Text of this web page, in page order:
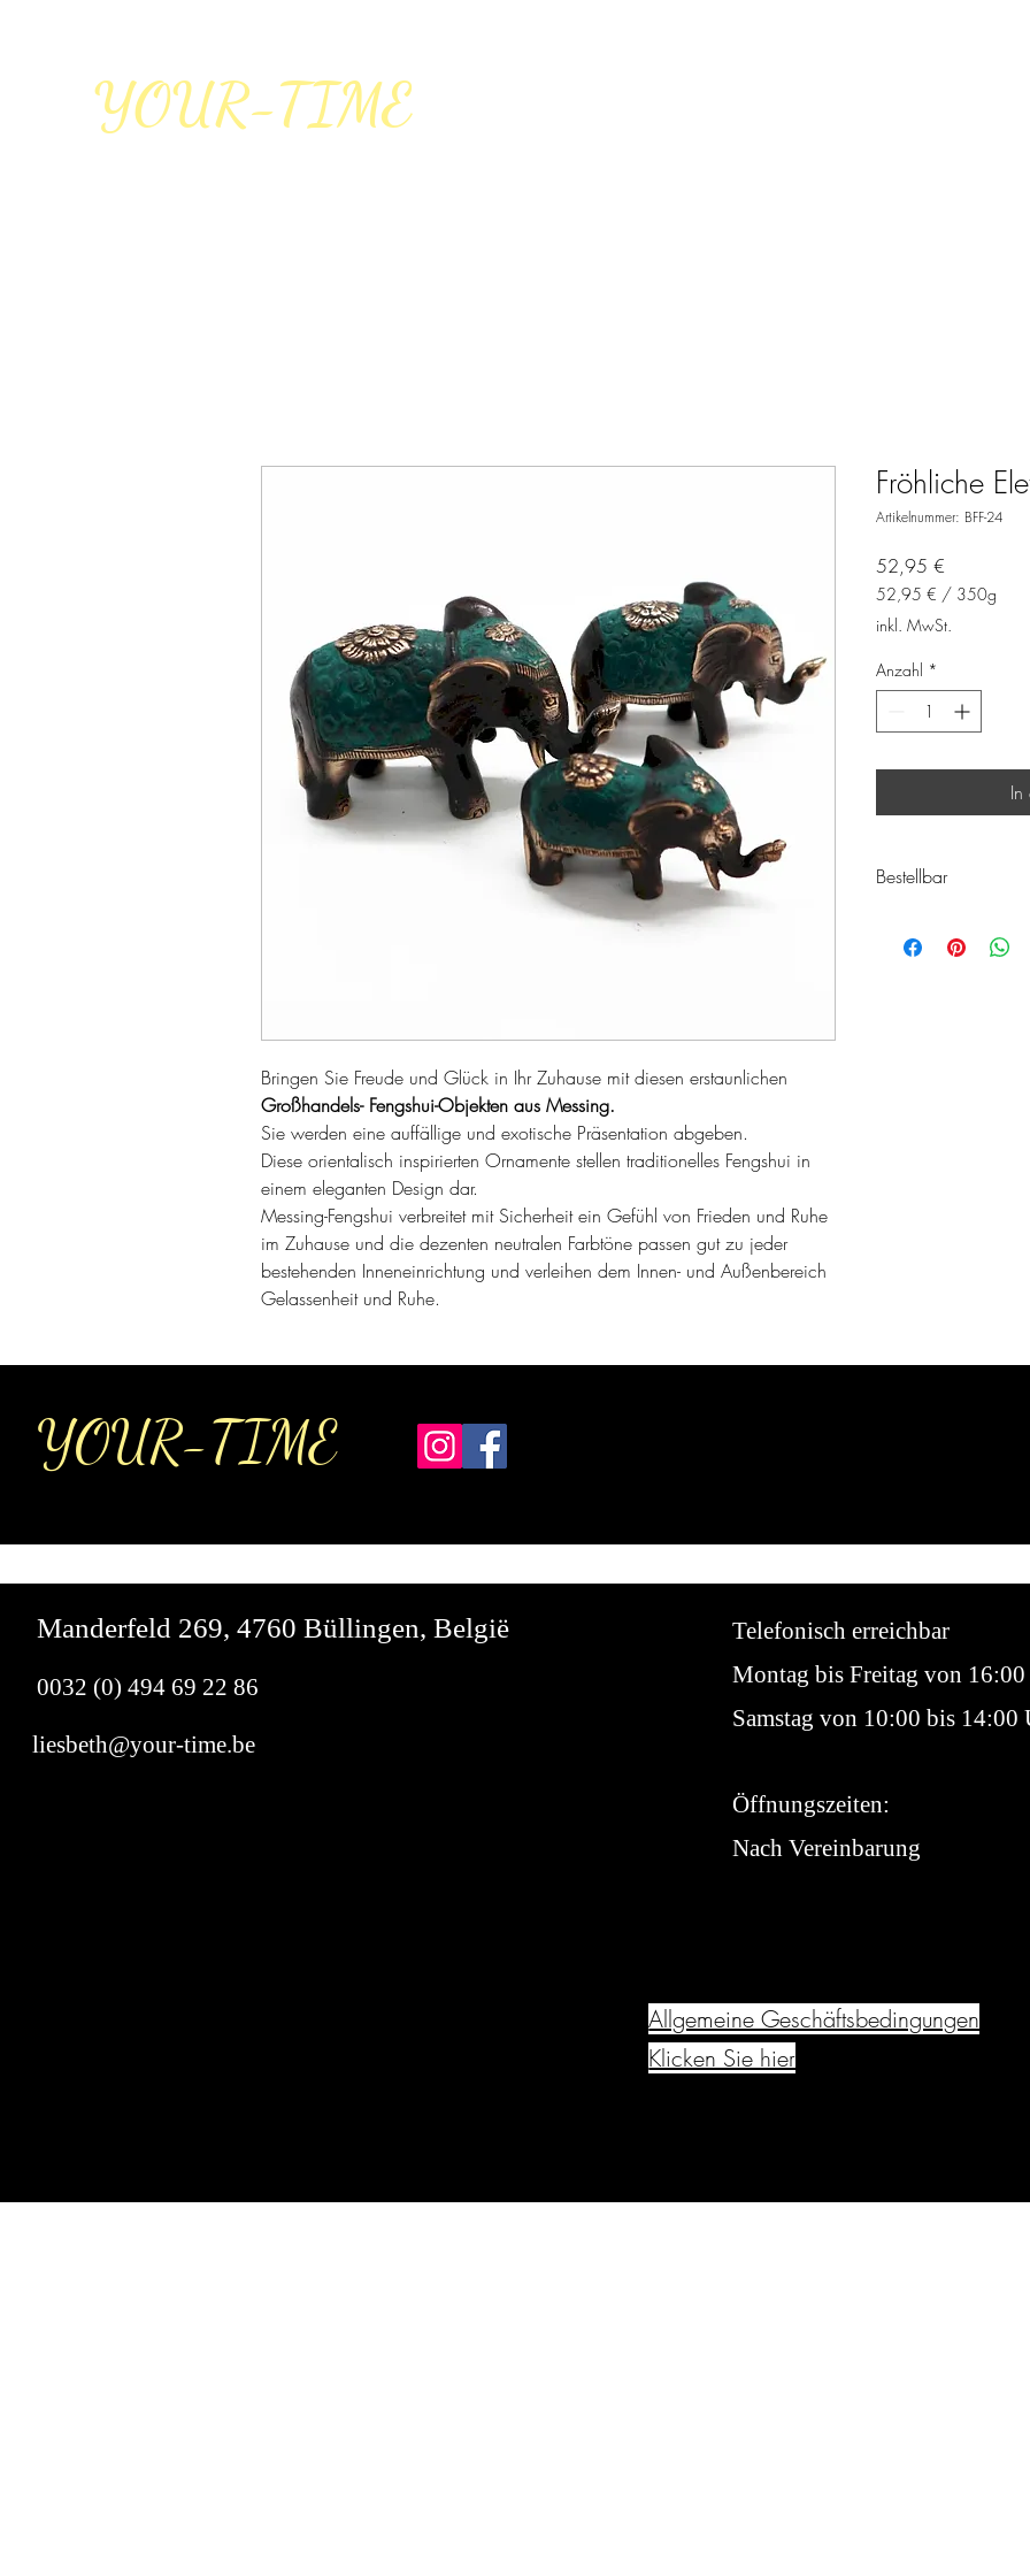
YOUR-TIME
Bringen Sie Freude und Glück in Ihr Zuhause mit diesen erstaunlichen
Großhandels- Fengshui-Objekten aus Messing.
Sie werden eine auffällige und exotische Präsentation abgeben.
Diese orientalisch inspirierten Ornamente stellen traditionelles Fengshui in
einem eleganten Design dar.
Messing-Fengshui verbreitet mit Sicherheit ein Gefühl von Frieden und Ruhe
im Zuhause und die dezenten neutralen Farbtöne passen gut zu jeder
bestehenden Inneneinrichtung und verleihen dem Innen- und Außenbereich
Gelassenheit und Ruhe.
Fröhliche
Artikelnummer: BFF-24
52,95 €
52,95 € / 350g
52,95 €
pro
350
Gramm
inkl. MwSt.
Anzahl *
Bestellbar
um diese glücklichen
YOUR-TIME
Manderfeld 269, 4760 Büllingen, België
0032 (0) 494 69 22 86
liesbeth@your-time.be
Telefonisch erreichbar
Montag bis Freitag von
Samstag von 10:00 bis 14:00
Öffnungszeiten:
Nach Vereinbarung
Allgemeine Geschäftsbedingungen
Klicken Sie hier